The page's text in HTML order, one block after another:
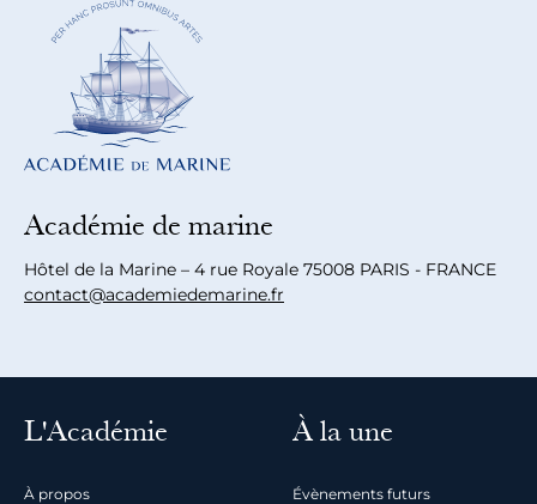
Académie de marine
Hôtel de la Marine – 4 rue Royale 75008 PARIS - FRANCE
contact@academiedemarine.fr
L'Académie
À propos
À la une
Évènements futurs